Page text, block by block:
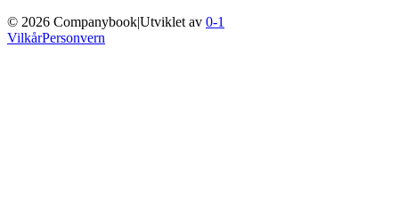
© 2026 Companybook|Utviklet av 0-1
VilkårPersonvern